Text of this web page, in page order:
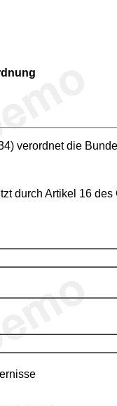
verordnet die
durch Artikel 16